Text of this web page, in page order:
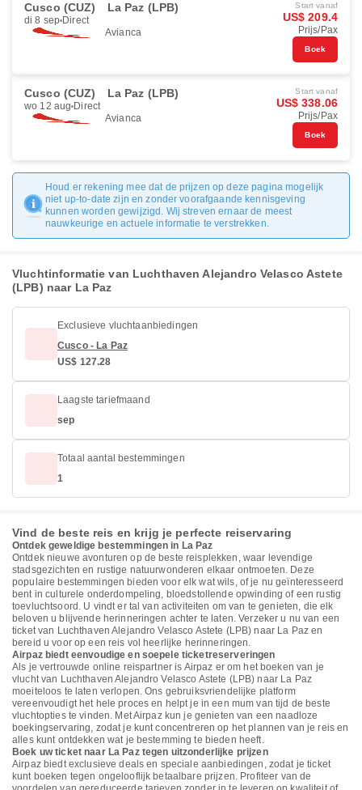
Cusco (CUZ) La Paz (LPB)
di 8 sep Direct
Avianca
Start vanaf
US$ 209.4
Prijs/Pax
Boek
Cusco (CUZ) La Paz (LPB)
wo 12 aug Direct
Avianca
Start vanaf
US$ 338.06
Prijs/Pax
Boek
Houd er rekening mee dat de prijzen op deze pagina mogelijk
niet up-to-date zijn en zonder voorafgaande kennisgeving
kunnen worden gewijzigd. Wij streven ernaar de meest
nauwkeurige en actuele informatie te verstrekken.
Vluchtinformatie van Luchthaven Alejandro Velasco Astete
(LPB) naar La Paz
Exclusieve vluchtaanbiedingen
Cusco - La Paz
US$ 127.28
Laagste tariefmaand
sep
Totaal aantal bestemmingen
1
Vind de beste reis en krijg je perfecte reiservaring
Ontdek geweldige bestemmingen in La Paz
Ontdek nieuwe avonturen op de beste reisplekken, waar levendige
stadsgezichten en rustige natuurwonderen elkaar ontmoeten. Deze
populaire bestemmingen bieden voor elk wat wils, of je nu geïnteresseerd
bent in culturele onderdompeling, bloedstollende opwinding of een rustig
toevluchtsoord. U vindt er tal van activiteiten om van te genieten, die elk
beloven u blijvende herinneringen achter te laten. Verzeker u nu van een
ticket van Luchthaven Alejandro Velasco Astete (LPB) naar La Paz en
bereid u voor op een reis vol heerlijke herinneringen.
Airpaz biedt eenvoudige en soepele ticketreserveringen
Als je vertrouwde online reispartner is Airpaz er om het boeken van je
vlucht van Luchthaven Alejandro Velasco Astete (LPB) naar La Paz
moeiteloos te laten verlopen. Ons gebruiksvriendelijke platform
vereenvoudigt het hele proces en helpt je in een mum van tijd de beste
vluchtopties te vinden. Met Airpaz kun je genieten van een naadloze
boekingservaring, zodat je kunt concentreren op het plannen van je reis en
alles kunt ontdekken wat je bestemming te bieden heeft.
Boek uw ticket naar La Paz tegen uitzonderlijke prijzen
Airpaz biedt exclusieve deals en speciale aanbiedingen, zodat je ticket
kunt boeken tegen ongelooflijk betaalbare prijzen. Profiteer van de